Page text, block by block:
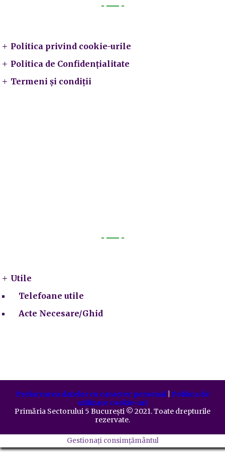
Politica privind cookie-urile
Politica de Confidențialitate
Termeni și condiții
Utile
Telefoane utile
Acte Necesare/Ghid
Prelucrarea datelor cu caracter personal| Politica de
utilizare cookie-uri
Primăria Sectorului 5 București ©️ 2021. Toate drepturile
rezervate.
Gestionați consimțământul